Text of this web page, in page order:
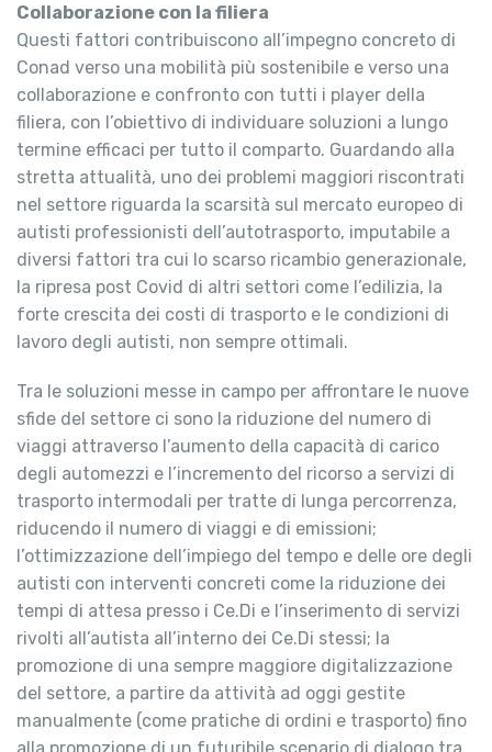
Collaborazione con la filiera
Questi fattori contribuiscono all’impegno concreto di
Conad verso una mobilità più sostenibile e verso una
collaborazione e confronto con tutti i player della
filiera, con l’obiettivo di individuare soluzioni a lungo
termine efficaci per tutto il comparto. Guardando alla
stretta attualità, uno dei problemi maggiori riscontrati
nel settore riguarda la scarsità sul mercato europeo di
autisti professionisti dell’autotrasporto, imputabile a
diversi fattori tra cui lo scarso ricambio generazionale,
la ripresa post Covid di altri settori come l’edilizia, la
forte crescita dei costi di trasporto e le condizioni di
lavoro degli autisti, non sempre ottimali.
Tra le soluzioni messe in campo per affrontare le nuove
sfide del settore ci sono la riduzione del numero di
viaggi attraverso l’aumento della capacità di carico
degli automezzi e l’incremento del ricorso a servizi di
trasporto intermodali per tratte di lunga percorrenza,
riducendo il numero di viaggi e di emissioni;
l’ottimizzazione dell’impiego del tempo e delle ore degli
autisti con interventi concreti come la riduzione dei
tempi di attesa presso i Ce.Di e l’inserimento di servizi
rivolti all’autista all’interno dei Ce.Di stessi; la
promozione di una sempre maggiore digitalizzazione
del settore, a partire da attività ad oggi gestite
manualmente (come pratiche di ordini e trasporto) fino